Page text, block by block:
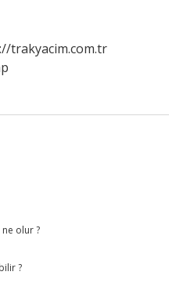
trakyacim.com.tr
olur ?
?